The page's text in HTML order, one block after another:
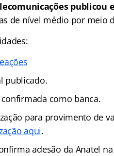
publicou
de nível médio por meio
publicado.
confirmada como banca.
para provimento de
aqui.
adesão da Anatel